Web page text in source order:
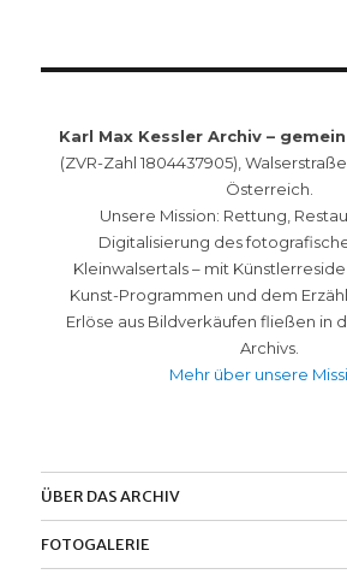
Karl Max Kessler Archiv –
(ZVR-Zahl 1804437905), Walserstraße
Österreich.
Unsere Mission: Rettung,
Digitalisierung des
Kleinwalsertals – mit
Kunst-Programmen und dem
Erlöse aus Bildverkäufen fließen in
Archivs.
Mehr über unsere
ÜBER DAS ARCHIV
FOTOGALERIE